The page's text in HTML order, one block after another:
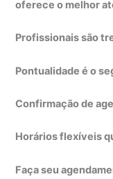
oferece o melhor
Profissionais são
Pontualidade é o
Confirmação de
Horários flexíveis
Faça seu